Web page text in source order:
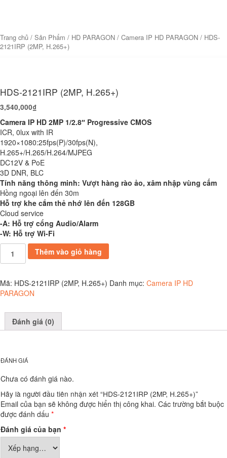
Trang chủ / Sản Phẩm / HD PARAGON / Camera IP HD PARAGON / HDS-
2121IRP (2MP, H.265+)
HDS-2121IRP (2MP, H.265+)
3,540,000₫
Camera IP HD 2MP 1/2.8″ Progressive CMOS
ICR, 0lux with IR
1920×1080:25fps(P)/30fps(N),
H.265+/H.265/H.264/MJPEG
DC12V & PoE
3D DNR, BLC
Tính năng thông minh: Vượt hàng rào ảo, xâm nhập vùng cấm
Hồng ngoại lên đến 30m
Hỗ trợ khe cắm thẻ nhớ lên đến 128GB
Cloud service
-A: Hỗ trợ cổng Audio/Alarm
-W: Hỗ trợ Wi-Fi
HDS-
2121IRP
H.265+)
số
lượng
Thêm vào giỏ hàng
Mã: HDS-2121IRP (2MP, H.265+) Danh mục: Camera IP HD
PARAGON
Đánh giá (0)
ĐÁNH GIÁ
Chưa có đánh giá nào.
Hãy là người đầu tiên nhận xét “HDS-2121IRP (2MP, H.265+)”
Email của bạn sẽ không được hiển thị công khai. Các trường bắt buộc
được đánh dấu *
Đánh giá của bạn *